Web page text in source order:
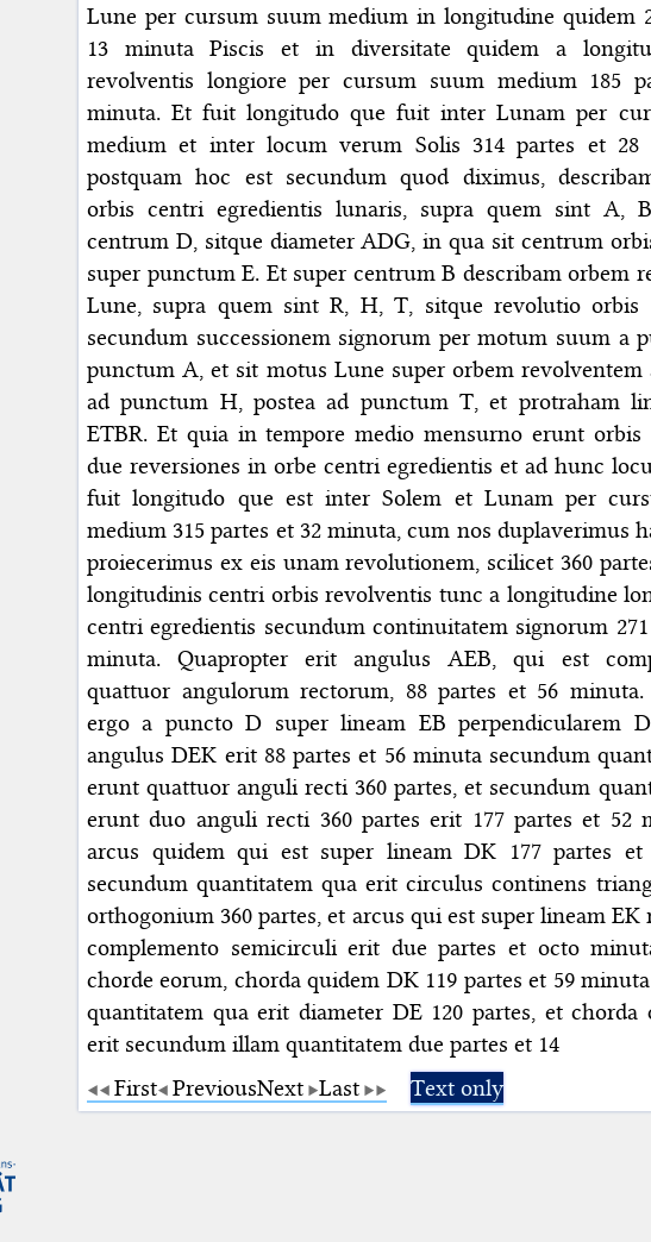
Lune per cursum suum medium in longitudine quidem
13 minuta Piscis et in diversitate quidem a
revolventis longiore per cursum suum medium 185
minuta. Et fuit longitudo que fuit inter Lunam per
medium et inter locum verum Solis 314 partes et 28
postquam hoc est secundum quod diximus,
orbis centri egredientis lunaris, supra quem sint A,
centrum D, sitque diameter ADG, in qua sit centrum
super punctum E. Et super centrum B describam orbem
Lune, supra quem sint R, H, T, sitque revolutio orbis
secundum successionem signorum per motum suum a
punctum A, et sit motus Lune super orbem revolventem
ad punctum H, postea ad punctum T, et protraham
ETBR. Et quia in tempore medio mensurno erunt orbis
due reversiones in orbe centri egredientis et ad hunc
fuit longitudo que est inter Solem et Lunam per
medium 315 partes et 32 minuta, cum nos duplaverimus
proiecerimus ex eis unam revolutionem, scilicet 360
longitudinis centri orbis revolventis tunc a longitudine
centri egredientis secundum continuitatem signorum
minuta. Quapropter erit angulus AEB, qui est
quattuor angulorum rectorum, 88 partes et 56 minuta.
ergo a puncto D super lineam EB perpendicularem
angulus DEK erit 88 partes et 56 minuta secundum
erunt quattuor anguli recti 360 partes, et secundum
erunt duo anguli recti 360 partes erit 177 partes et 52
arcus quidem qui est super lineam DK 177 partes
secundum quantitatem qua erit circulus continens
orthogonium 360 partes, et arcus qui est super lineam EK
complemento semicirculi erit due partes et octo
chorde eorum, chorda quidem DK 119 partes et 59
quantitatem qua erit diameter DE 120 partes, et chorda
erit secundum illam quantitatem due partes et 14
First PreviousNext Last Text only